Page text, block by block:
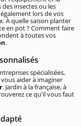
insectes ou les
lors de vos
À quelle saison planter
en pot ? Comment faire
à toutes vos
.
spécialisées,
aider à imaginer
. Jardin à la française, à
ce qu'il vous faut